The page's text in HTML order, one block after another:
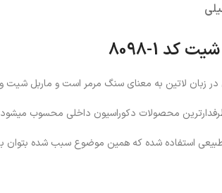
1-8098
محصولات دکوراسیون داخلی محسوب
استفاده شده که همین موضوع سبب شده بتوان با